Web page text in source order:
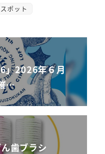
ポット
」2026年６月
…
歯ブラシ